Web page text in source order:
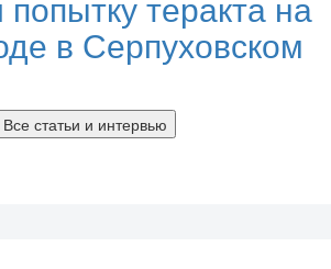
в Серпуховском
Все статьи и интервью